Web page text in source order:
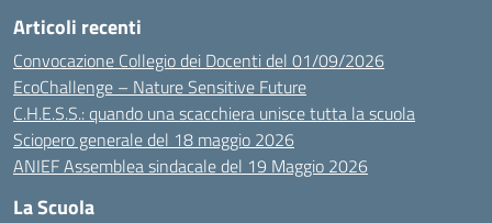
Articoli recenti
Convocazione Collegio dei Docenti del 01/09/2026
EcoChallenge – Nature Sensitive Future
C.H.E.S.S.: quando una scacchiera unisce tutta la scuola
Sciopero generale del 18 maggio 2026
ANIEF Assemblea sindacale del 19 Maggio 2026
La Scuola